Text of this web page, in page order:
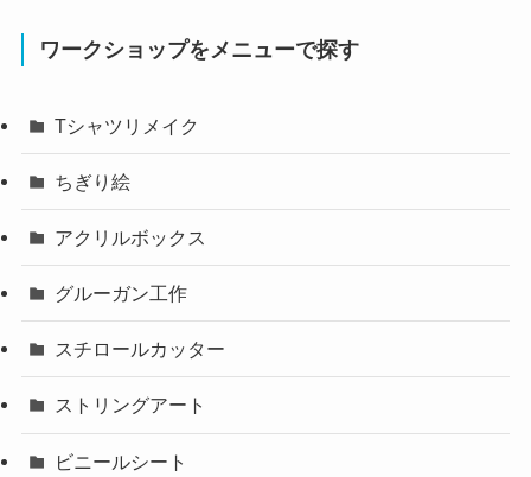
ワークショップをメニューで探す
Tシャツリメイク
ちぎり絵
アクリルボックス
グルーガン工作
スチロールカッター
ストリングアート
ビニールシート